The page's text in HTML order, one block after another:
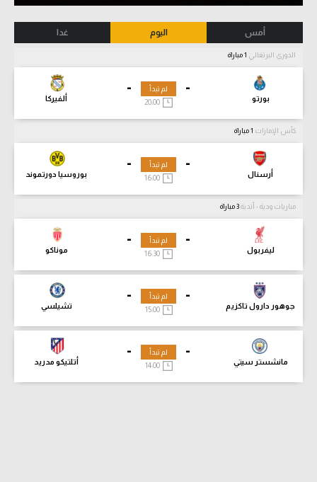
أمس اليوم غدا
الدوري البرتغالي
-
بورتو
-
ألفيركا
لم تبدأ
كأس الإمارات
-
أرسنال
-
بوروسيا دورتموند
لم تبدأ
مباريات ودية - أندية
-
ليفربول
-
موناكو
لم تبدأ
-
جوهور دارول تاكزيم
-
تشيلسي
لم تبدأ
15:00
-
مانشستر سيتي
-
أتلتيكو مدريد
لم تبدأ
14:00